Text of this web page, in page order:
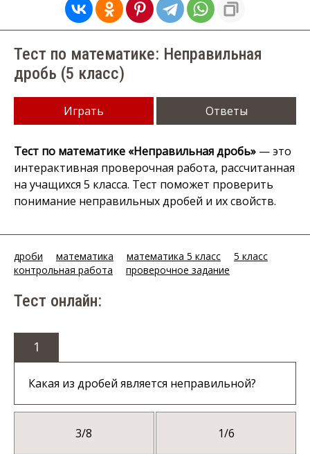
Тест по математике: Неправильная
дробь (5 класс)
Играть Ответы
Тест по математике «Неправильная дробь» — это
интерактивная проверочная работа, рассчитанная
на учащихся 5 класса. Тест поможет проверить
понимание неправильных дробей и их свойств.
дроби математика математика 5 класс
5 класс
контрольная работа
проверочное задание
Тест онлайн:
1
Какая из дробей является неправильной?
3/8 1/6